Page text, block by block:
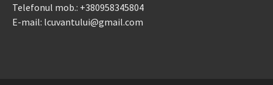
Telefonul mob.: +380958345804
E-mail: lcuvantului@gmail.com